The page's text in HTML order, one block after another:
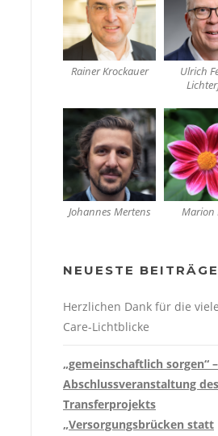
Rainer Krockauer
Ulrich
Johannes Mertens Marion
NEUESTE BEITRÄGE
Herzlichen Dank für die
Care-Lichtblicke
„gemeinschaftlich sorgen“ –
Abschlussveranstaltung des
Transferprojekts
„Versorgungsbrücken statt